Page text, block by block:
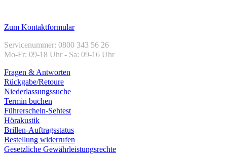
Zum Kontaktformular
Servicenummer: 0800 343 56 26
Mo-Fr: 09-18 Uhr - Sa: 09-16 Uhr
Fragen & Antworten
Rückgabe/Retoure
Niederlassungssuche
Termin buchen
Führerschein-Sehtest
Hörakustik
Brillen-Auftragsstatus
Bestellung widerrufen
Gesetzliche Gewährleistungsrechte